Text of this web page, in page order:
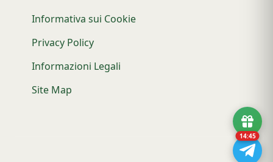
Informativa sui Cookie
Privacy Policy
Informazioni Legali
Site Map
14:44